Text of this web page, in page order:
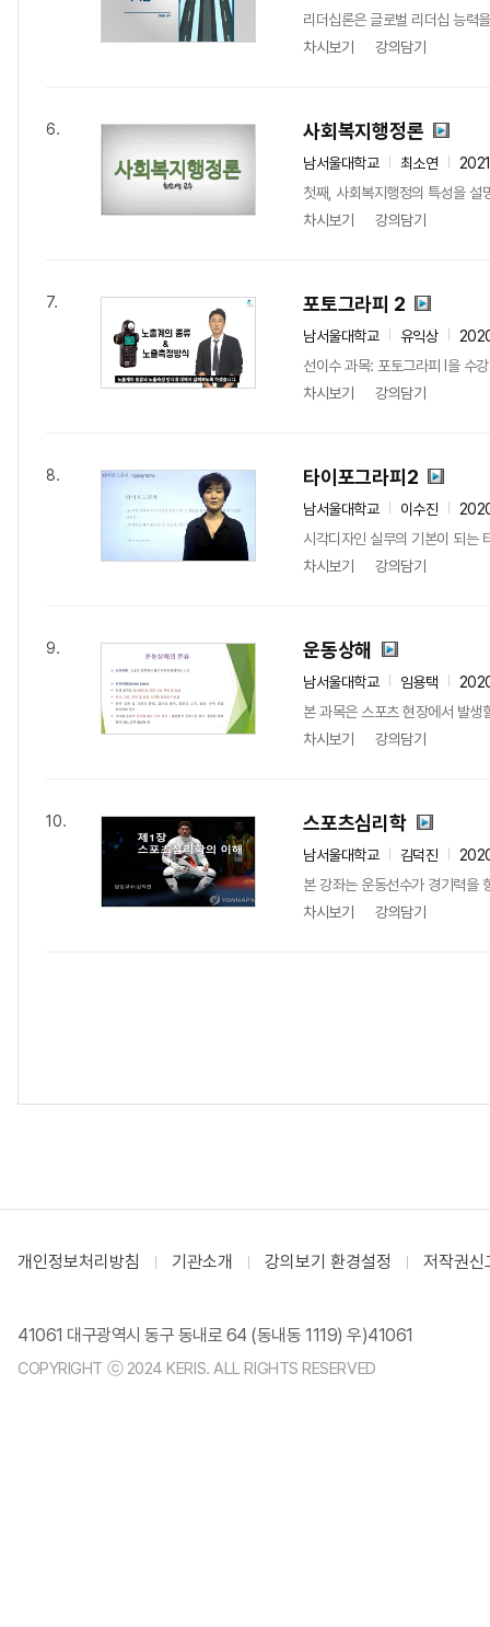
리더십론은 글로벌 리더십 능력
차시보기
강의담기
6. 사회복지행정론
남서울대학교 최소연
첫째, 사회복지행정의 특성을
차시보기
강의담기
7. 포토그라피 2
남서울대학교 유익상
선이수 과목: 포토그라피 I을 수
차시보기
강의담기
8. 타이포그라피2
남서울대학교 이수진
시각디자인 실무의 기본이 되는
차시보기
강의담기
9. 운동상해
남서울대학교 임용택
본 과목은 스포츠 현장에서 발
차시보기
강의담기
10. 스포츠심리학
남서울대학교 김덕진
본 강좌는 운동선수가 경기력을
차시보기
강의담기
개인정보처리방침 기관소개 강의보기 환경설정 저작권신
41061 대구광역시 동구 동내로 64 (동내동 1119) 우)41061
COPYRIGHT ⓒ 2024 KERIS. ALL RIGHTS RESERVED